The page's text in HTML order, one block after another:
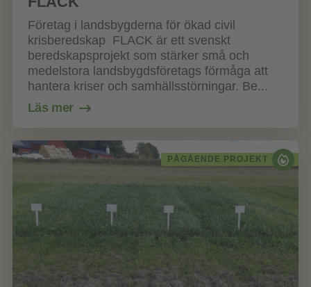
Företag i landsbygderna för ökad civil
krisberedskap FLACK är ett svenskt
beredskapsprojekt som stärker små och
medelstora landsbygdsföretags förmåga att
hantera kriser och samhällsstörningar. Be...
Läs mer
PÅGÅENDE PROJEKT